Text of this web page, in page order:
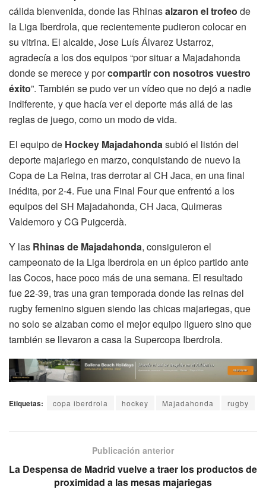
cálida bienvenida, donde las Rhinasalzaron el trofeo de
la Liga Iberdrola, que recientemente pudieron colocar en
su vitrina. El alcalde, Jose Luís Álvarez Ustarroz,
agradecía a los dos equipos “por situar a Majadahonda
donde se merece y porcompartir con nosotros vuestro
éxito”. También se pudo ver un vídeo que no dejó a nadie
indiferente, y que hacía ver el deporte más allá de las
reglas de juego, como un modo de vida.
El equipo de Hockey Majadahondasubió el listón del
deporte majariego en marzo, conquistando de nuevo la
Copa de La Reina, tras derrotar al CH Jaca, en una final
inédita, por 2-4. Fue una Final Four que enfrentó a los
equipos del SH Majadahonda, CH Jaca, Quimeras
Valdemoro y CG Puigcerdà.
Y las Rhinas de Majadahonda, consiguieron el
campeonato de la Liga Iberdrola en un épico partido ante
las Cocos, hace poco más de una semana. El resultado
fue 22-39, tras una gran temporada donde las reinas del
rugby femenino siguen siendo las chicas majariegas, que
no solo se alzaban como el mejor equipo liguero sino que
también se llevaron a casa la Supercopa Iberdrola.
Etiquetas: copa iberdrola hockey Majadahonda rugby
Publicación anterior
La Despensa de Madrid vuelve a traer los productos de
proximidad a las mesas majariegas